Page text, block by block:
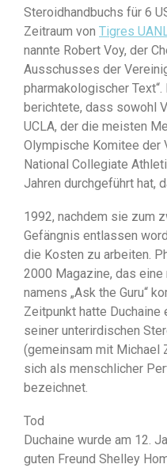
Steroidhandbuchs für 6
Zeitraum von Tigres
nannte Robert Voy, der
Ausschusses der
pharmakologischer
berichtete, dass sowohl
UCLA, der die meisten
Olympische Komitee der
National Collegiate
Jahren durchgeführt hat,
1992, nachdem sie zum
Gefängnis entlassen
die Kosten zu arbeiten.
2000 Magazine, das eine
namens „Ask the Guru“
Zeitpunkt hatte Duchaine
seiner unterirdischen
(gemeinsam mit Michael
sich als menschlicher
bezeichnet.
Tod
Duchaine wurde am 12.
guten Freund Shelley